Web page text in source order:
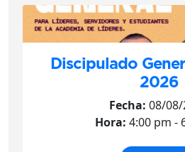
Discipulado
2026
Fecha: 08/08/
Hora: 4:00 pm -